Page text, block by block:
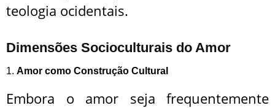
teologia ocidentais.
Dimensões Socioculturais do Amor
1. Amor como Construção Cultural
Embora o amor seja frequentemente